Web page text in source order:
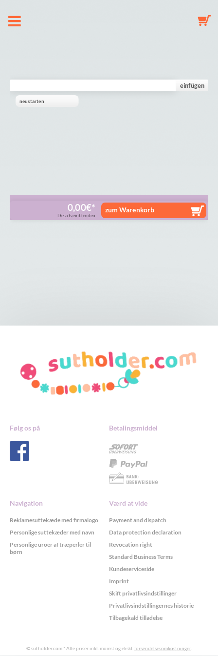
Indkøbskurv
einfügen
neustarten
0,00€
Details einblenden
zum Warenkorb
Følg os på Betalingsmiddel
Navigation
Reklamesuttekæde med firmalogo
Personlige suttekæder med navn
Personlige uroer af træperler til
børn
Værd at vide
Payment and dispatch
Data protection declaration
Revocation right
Standard Business Terms
Kundeserviceside
Imprint
Skift privatlivsindstillinger
Privatlivsindstillingernes historie
Tilbagekald tilladelse
© sutholder.com * Alle priser inkl. momst og ekskl.forsendelsesomkostninger.